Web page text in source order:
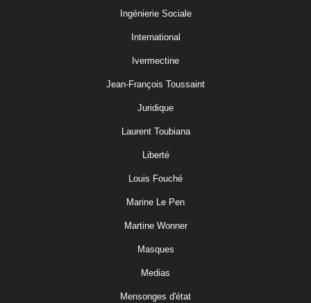
Ingénierie Sociale
International
Ivermectine
Jean-François Toussaint
Juridique
Laurent Toubiana
Liberté
Louis Fouché
Marine Le Pen
Martine Wonner
Masques
Medias
Mensonges d'état